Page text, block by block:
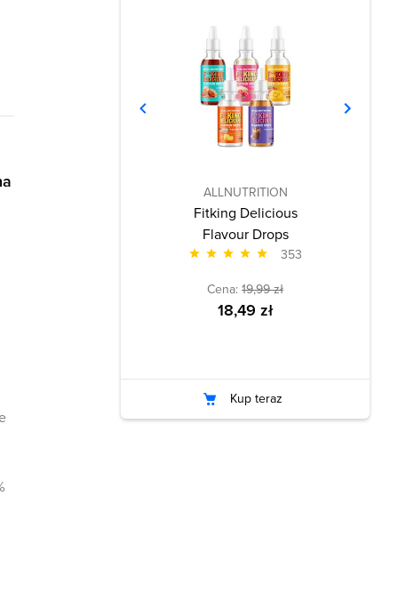
ALLNUTRITION
Fitking Delicious
Flavour Drops
353
Cena: 19,99 zł
18,49 zł
Kup teraz